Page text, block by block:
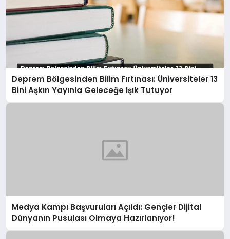
Deprem Bölgesinden Bilim Fırtınası: Üniversiteler 13
Bini Aşkın Yayınla Geleceğe Işık Tutuyor
Medya Kampı Başvuruları Açıldı: Gençler Dijital
Dünyanın Pusulası Olmaya Hazırlanıyor!